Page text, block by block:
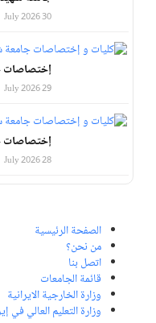
30 July 2026
إختصاصات
29 July 2026
إختصاصات
28 July 2026
الصفحة الرئيسية
من نحن؟
اتصل بنا
قائمة الجامعات
وزارة الخارجية الايرانية
وزارة التعليم العالي في